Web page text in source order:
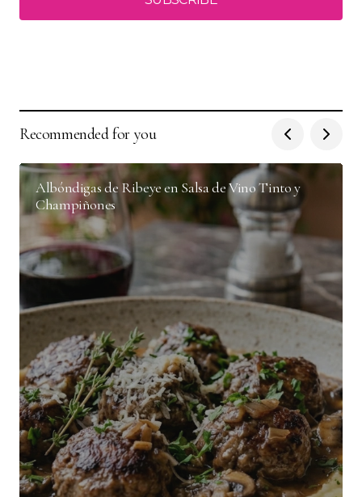
Recommended for you
Albóndigas de Ribeye en Salsa de Vino Tinto y
Champiñones